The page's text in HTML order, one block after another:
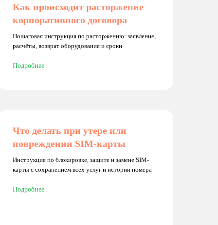
Как происходит расторжение
корпоративного договора
Пошаговая инструкция по расторжению: заявление,
расчёты, возврат оборудования и сроки
Подробнее
Что делать при утере или
повреждении SIM-карты
Инструкция по блокировке, защите и замене SIM-
карты с сохранением всех услуг и истории номера
Подробнее